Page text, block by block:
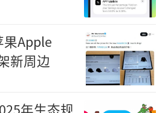
面临多重挑战的战场。尽
3500亿美元推升至4万亿美
苹果已明显落后于谷歌、
自研大模型参数仅为1500
果提供的Gemini模型的1.
Pro的遇冷、折叠屏良率
果Apple
新周边
年生态规